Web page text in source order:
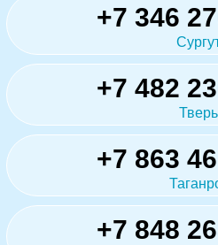
+7 346
+7 482
Тверь
+7 863
+7 848